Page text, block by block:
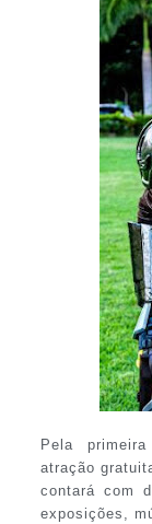
Pela
atração
contará com
exposições,